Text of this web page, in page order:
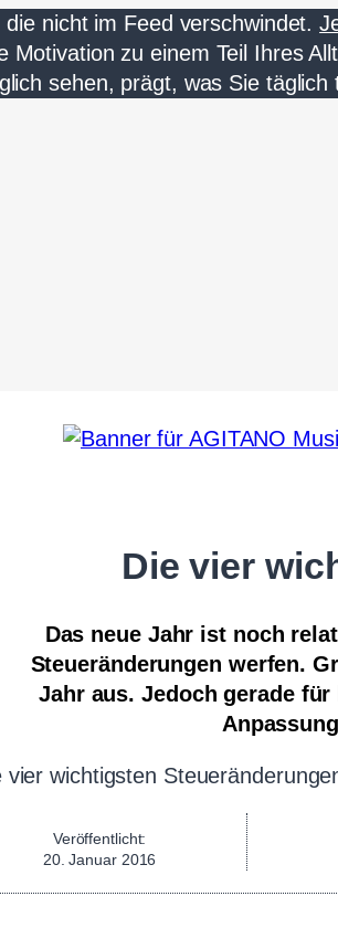
die nicht im Feed verschwindet.
Motivation zu einem Teil Ihres
sehen, prägt, was Sie täglich
Die vier
Das neue Jahr ist noch
Steueränderungen werfen.
Jahr aus. Jedoch gerade
Veröffentlicht:
20. Januar 2016